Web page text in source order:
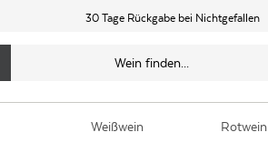
30 Tage Rückgabe bei Nichtgefallen
Weißwein Rotwein